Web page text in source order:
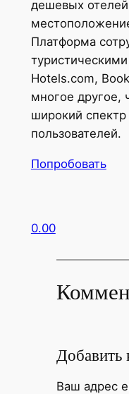
дешевых
Платформа
Hotels.com,
многое другое,
широкий спектр
пользователей.
Попробовать
0.00
Добавить
Ваш адрес